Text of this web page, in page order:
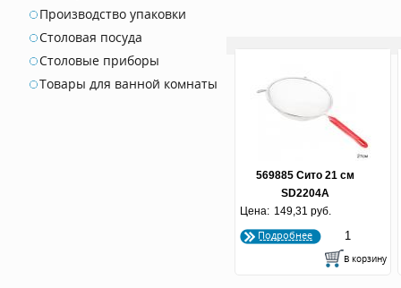
Производство упаковки
Столовая посуда
Столовые приборы
Товары для ванной комнаты
569885 Сито 21 см
SD2204A
Цена: 149,31 руб.
Подробнее